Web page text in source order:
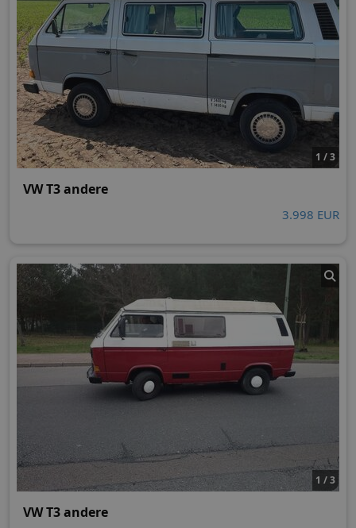
1 / 3
VW T3 andere
3.998 EUR
1 / 3
VW T3 andere